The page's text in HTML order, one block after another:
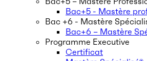
Bac+5 - Mastère
Bac +6 - Mastère
Bac+6 – Mastère
Programme Executive
Certificat